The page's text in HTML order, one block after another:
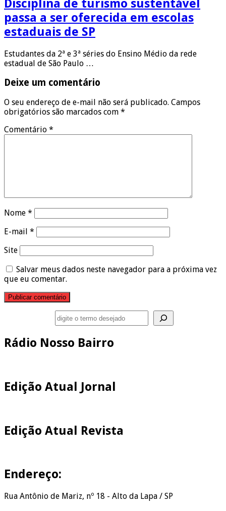
Disciplina de turismo sustentável
passa a ser oferecida em escolas
estaduais de SP
Estudantes da 2ª e 3ª séries do Ensino Médio da rede
estadual de São Paulo …
Deixe um comentário
O seu endereço de e-mail não será publicado. Campos
obrigatórios são marcados com *
Comentário *
Nome *
E-mail *
Site
Salvar meus dados neste navegador para a próxima vez
que eu comentar.
Rádio Nosso Bairro
Edição Atual Jornal
Edição Atual Revista
Endereço:
Rua Antônio de Mariz, nº 18 - Alto da Lapa / SP